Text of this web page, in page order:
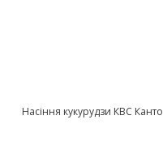
Насіння кукурудзи КВС Канто